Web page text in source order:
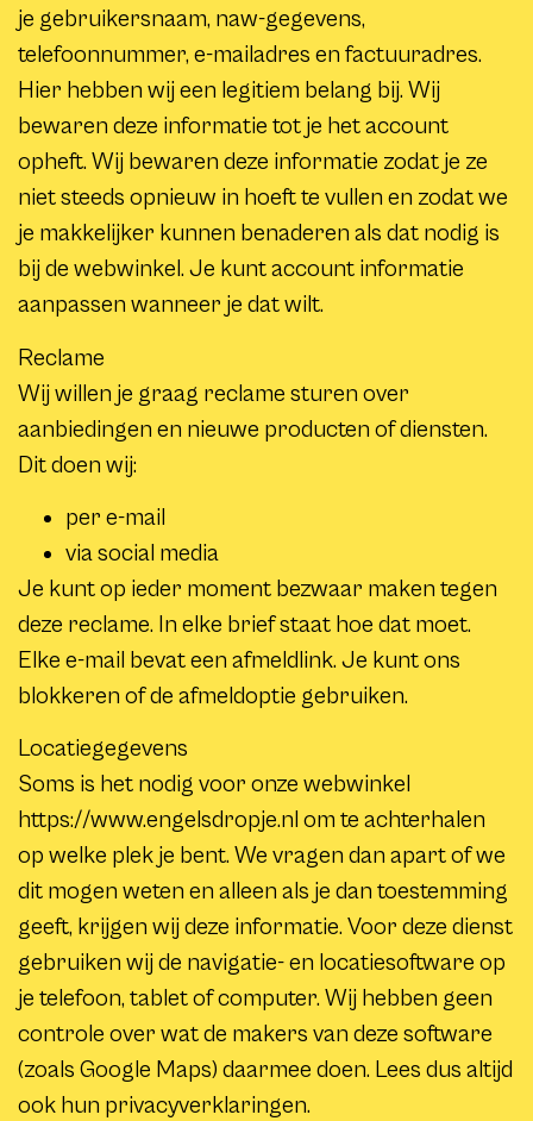
je gebruikersnaam, naw-gegevens,
telefoonnummer, e-mailadres en factuuradres.
Hier hebben wij een legitiem belang bij. Wij
bewaren deze informatie tot je het account
opheft. Wij bewaren deze informatie zodat je ze
niet steeds opnieuw in hoeft te vullen en zodat we
je makkelijker kunnen benaderen als dat nodig is
bij de webwinkel. Je kunt account informatie
aanpassen wanneer je dat wilt.
Reclame
Wij willen je graag reclame sturen over
aanbiedingen en nieuwe producten of diensten.
Dit doen wij:
per e-mail
via social media
Je kunt op ieder moment bezwaar maken tegen
deze reclame. In elke brief staat hoe dat moet.
Elke e-mail bevat een afmeldlink. Je kunt ons
blokkeren of de afmeldoptie gebruiken.
Locatiegegevens
Soms is het nodig voor onze webwinkel
https://www.engelsdropje.nl om te achterhalen
op welke plek je bent. We vragen dan apart of we
dit mogen weten en alleen als je dan toestemming
geeft, krijgen wij deze informatie. Voor deze dienst
gebruiken wij de navigatie- en locatiesoftware op
je telefoon, tablet of computer. Wij hebben geen
controle over wat de makers van deze software
(zoals Google Maps) daarmee doen. Lees dus altijd
ook hun privacyverklaringen.